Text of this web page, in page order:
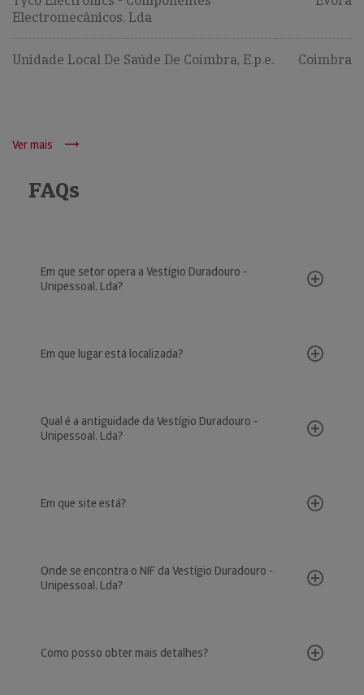
Electromecânicos, Lda
Unidade Local De Saúde De Coimbra, E.p.e. Coimbra
Ver mais
FAQs
Em que setor opera a Vestígio Duradouro -
Unipessoal, Lda?
Em que lugar está localizada?
Qual é a antiguidade da Vestígio Duradouro -
Unipessoal, Lda?
Em que site está?
Onde se encontra o NIF da Vestígio Duradouro -
Unipessoal, Lda?
Como posso obter mais detalhes?